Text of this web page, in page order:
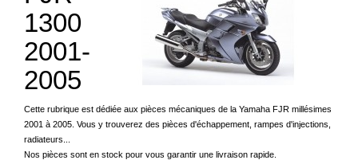
1300
2001-
2005
Cette rubrique est dédiée aux pièces mécaniques de la Yamaha FJR millésimes
2001 à 2005. Vous y trouverez des pièces d'échappement, rampes d'injections,
radiateurs...
Nos pièces sont en stock pour vous garantir une livraison rapide.